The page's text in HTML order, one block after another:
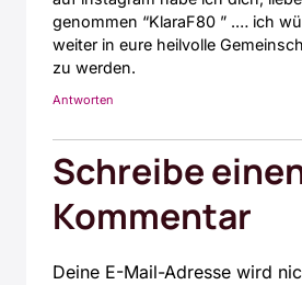
ge­nom­men “KlaraF80 ” .… ich
wei­ter in eure heil­vol­le
zu wer­den.
Antworten
Schreibe
Kommentar
Deine E-Mail-Adresse wird